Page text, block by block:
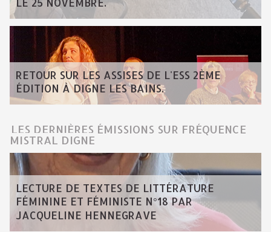
RETOUR SUR LES ASSISES DE L'ESS 2ÈME
ÉDITION À DIGNE LES BAINS.
LES DERNIÈRES ÉMISSIONS SUR FRÉQUENCE
MISTRAL DIGNE
LECTURE DE TEXTES DE LITTÉRATURE
FÉMININE ET FÉMINISTE N°18 PAR
JACQUELINE HENNEGRAVE